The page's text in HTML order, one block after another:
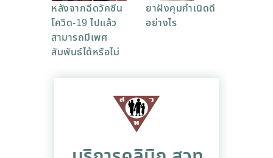
หลังจากฉีดวัคซีน
โควิด-19 ไปแล้ว
สามารถมีเพศ
สัมพันธ์ได้หรือไม่
ยาฝังคุมกำเนิดดี
อย่างไร